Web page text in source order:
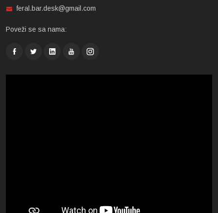
feral.bar.desk@gmail.com
Poveži se sa nama: